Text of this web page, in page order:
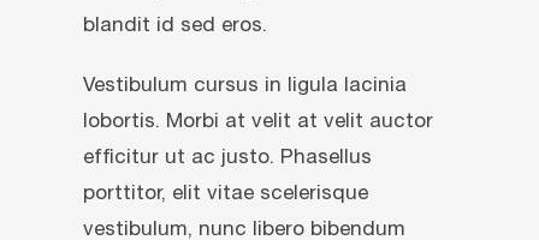
blandit id sed eros.
Vestibulum cursus in ligula lacinia
lobortis. Morbi at velit at velit auctor
efficitur ut ac justo. Phasellus
porttitor, elit vitae scelerisque
vestibulum, nunc libero bibendum